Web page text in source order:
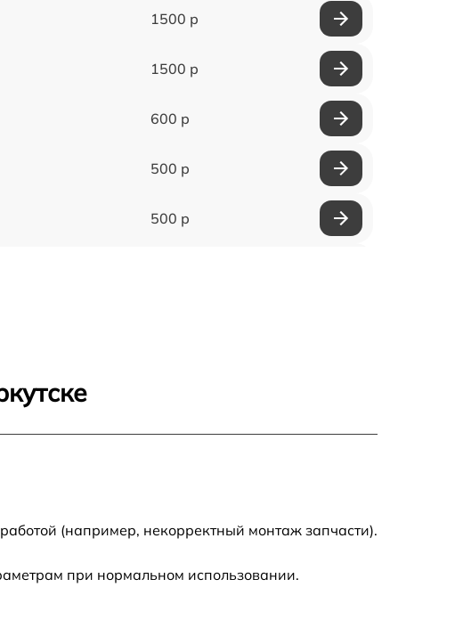
1500 р
1500 р
600 р
500 р
500 р
(например, некорректный монтаж запчасти).
при нормальном использовании.